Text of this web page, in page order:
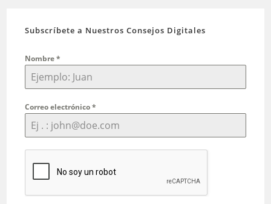
Subscríbete a Nuestros Consejos Digitales
Nombre*
Correo electrónico*